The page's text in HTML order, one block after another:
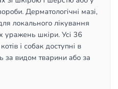
Дерматологічні мазі,
локального лікування
уражень шкіри. Усі 36
і собак доступні в
за видом тварини або за